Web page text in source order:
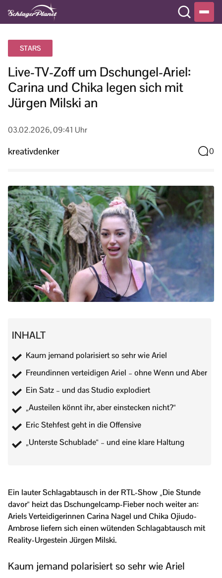
STARS
Live-TV-Zoff um Dschungel-Ariel:
Carina und Chika legen sich mit
Jürgen Milski an
03.02.2026, 09:41 Uhr
kreativdenker 0
INHALT
Kaum jemand polarisiert so sehr wie Ariel
Freundinnen verteidigen Ariel – ohne Wenn und Aber
Ein Satz – und das Studio explodiert
„Austeilen könnt ihr, aber einstecken nicht?“
Eric Stehfest geht in die Offensive
„Unterste Schublade“ – und eine klare Haltung
Ein lauter Schlagabtausch in der RTL-Show „Die Stunde
davor“ heizt das Dschungelcamp-Fieber noch weiter an:
Ariels Verteidigerinnen Carina Nagel und Chika Ojiudo-
Ambrose liefern sich einen wütenden Schlagabtausch mit
Reality-Urgestein Jürgen Milski.
Kaum jemand polarisiert so sehr wie Ariel